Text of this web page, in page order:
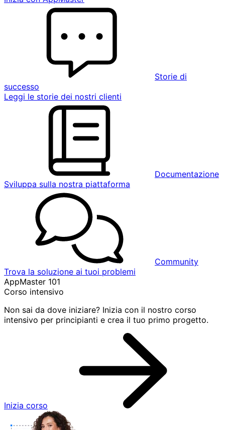
Storie di
successo
Leggi le storie dei nostri clienti
Documentazione
Sviluppa sulla nostra piattaforma
Community
Trova la soluzione ai tuoi problemi
AppMaster 101
Corso intensivo
Non sai da dove iniziare? Inizia con il nostro corso
intensivo per principianti e crea il tuo primo progetto.
Inizia corso